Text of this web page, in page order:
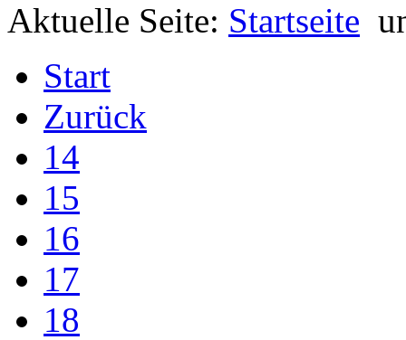
Aktuelle Seite: Startseite
Start
Zurück
14
15
16
17
18